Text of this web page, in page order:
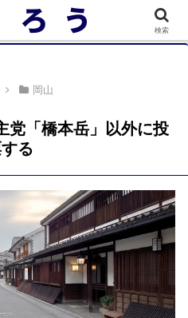
政党別 (2/10)
岡山
党「橋本岳」以外に投
る
検索